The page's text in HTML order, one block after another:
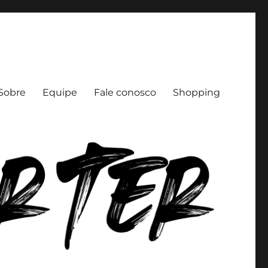
Equipe Fale conosco Shopping